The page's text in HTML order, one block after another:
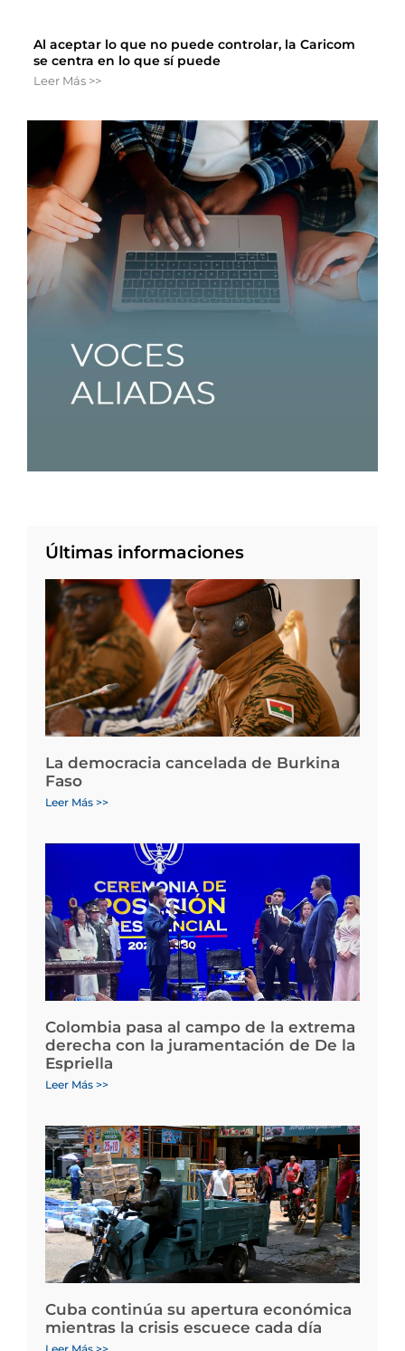
Al aceptar lo que no puede controlar, la Caricom
se centra en lo que sí puede
Leer Más >>
Últimas informaciones
La democracia cancelada de Burkina
Faso
Leer Más >>
Colombia pasa al campo de la extrema
derecha con la juramentación de De la
Espriella
Leer Más >>
Cuba continúa su apertura económica
mientras la crisis escuece cada día